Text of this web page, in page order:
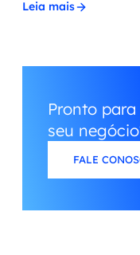
Leia mais
Pronto
seu
FALE